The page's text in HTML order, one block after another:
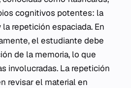
cognitivos potentes: la
repetición espaciada. En
el estudiante debe
de la memoria, lo que
involucradas. La repetición
revisar el material en